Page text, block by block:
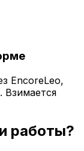
EncoreLeo,
Взимается
работы?